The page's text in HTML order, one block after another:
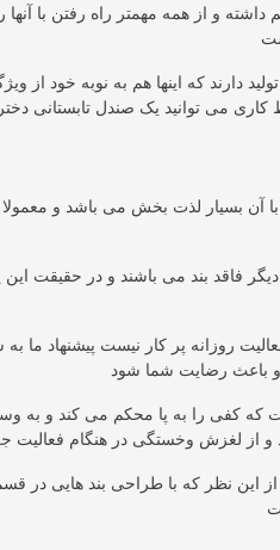
و از همه مهمتر راه رفتن با
دارند که اینها هم به نوبه خود از
بسیار لذت بخش می باشد و
فاقد بند می باشند و در حقیقت
روزانه پر کار نیست پیشنهاد ما به
که کفی را به پا محکم می کند و به
این نظر که با طراحی بند هایی در